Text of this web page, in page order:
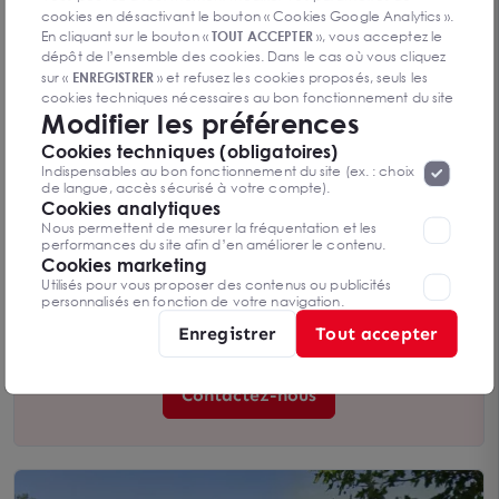
ISSOUDUN - A VENDRE TERRAIN 1 693m² - 2116
36100 ISSOUDUN
1 693 m²
Loyer sur demande
Vous n’avez pas trouvé l’offre qui
vous convient ?
Contactez-nous
cookies en désactivant le bouton « Cookies Google Analytics ».
En cliquant sur le bouton «TOUT ACCEPTER», vous acceptez le
dépôt de l’ensemble des cookies. Dans le cas où vous cliquez
sur « ENREGISTRER» et refusez les cookies proposés, seuls les
cookies techniques nécessaires au bon fonctionnement du site
seront déposés. Pour plus d’informations, vous pouvez consulter
«Protection des données à caractère
personnel ».Lorsque vous naviguez sur notre site internet, il
peut être amenée à déposer des cookies. Vous avez la
possibilité de désactiver les cookies, ces réglages ne seront
valables que sur le navigateur que vous utilisez actuellement
Modifier les préférences
Cookies techniques (obligatoires)
Indispensables au bon fonctionnement du site (ex. : choix
de langue, accès sécurisé à votre compte).
Cookies analytiques
Nous permettent de mesurer la fréquentation et les
performances du site afin d’en améliorer le contenu.
Cookies marketing
Utilisés pour vous proposer des contenus ou publicités
personnalisés en fonction de votre navigation.
Enregistrer Tout accepter